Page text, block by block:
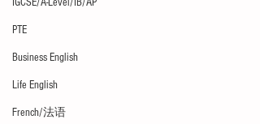
PTE
Business English
Life English
French/法语